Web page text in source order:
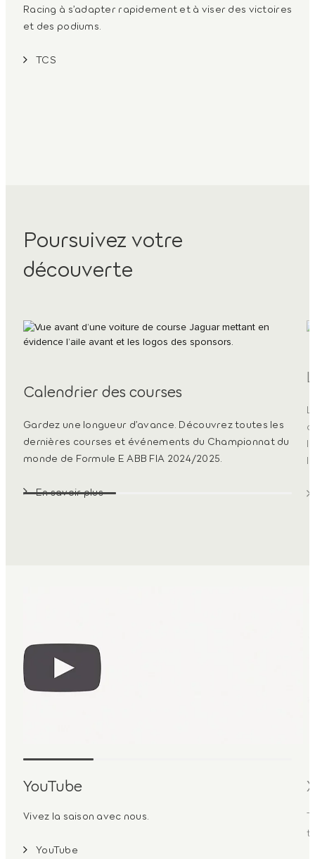
Racing à s’adapter rapidement et à viser des victoires
et des podiums.
TCS
Poursuivez votre
découverte
Calendrier des courses
Gardez une longueur d’avance. Découvrez toutes les
dernières courses et événements du Championnat du
monde de Formule E ABB FIA 2024/2025.
En savoir plus
YouTube
Vivez la saison avec nous.
YouTube